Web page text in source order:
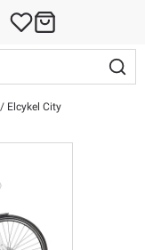
Elcykel City